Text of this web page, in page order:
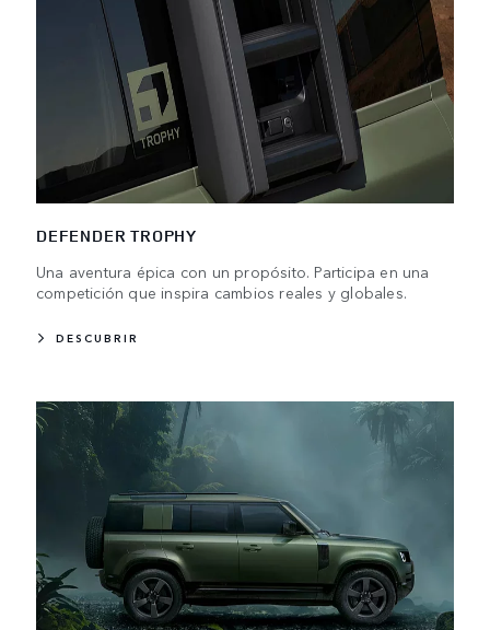
DEFENDER TROPHY
Una aventura épica con un propósito. Participa en una
competición que inspira cambios reales y globales.
DESCUBRIR